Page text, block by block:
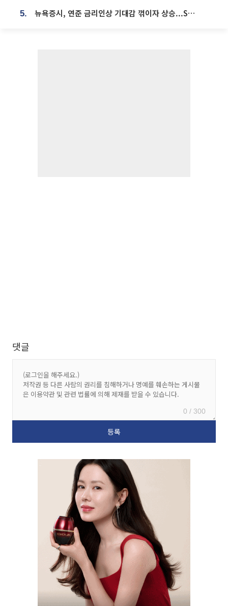
5. 뉴욕증시, 연준 금리인상 기대감 꺾이자 상승...S&P500 사상 최고치 [종합]
댓글
0 / 300